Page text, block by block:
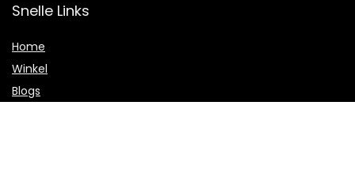
Snelle Links
Home
Winkel
Blogs